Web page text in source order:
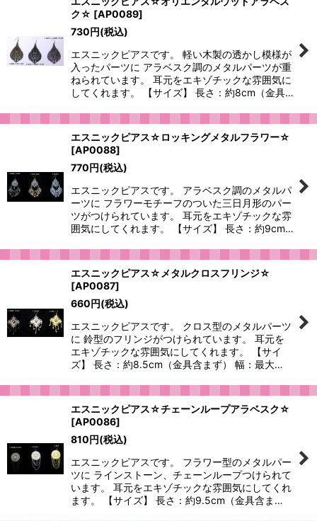
ク☆ [AP0089]
730円(税込)
エスニックピアスです。 軽い木製の透かし模様が
入ったパーツに アラベスク調のメタルパーツが重
ねられています。 耳元をエキゾチックな雰囲気に
してくれます。 【サイズ】 長さ：約8cm（金具…
エスニックピアス☆ロッキングメタルフラワー☆
[AP0088]
770円(税込)
エスニックピアスです。 アラベスク調のメタルパ
ーツに フラワーモチーフのついた三日月形のパー
ツがつけられています。 耳元をエキゾチックな雰
囲気にしてくれます。 【サイズ】 長さ：約9cm…
エスニックピアス☆メタルクロスフリンジ☆
[AP0087]
660円(税込)
エスニックピアスです。 クロス型のメタルパーツ
に 鈴型のフリンジがつけられています。 耳元を
エキゾチックな雰囲気にしてくれます。 【サイ
ズ】 長さ：約8.5cm（金具含まず） 幅：最大…
エスニックピアス☆チェーンループアラベスク☆
[AP0086]
810円(税込)
エスニックピアスです。 フラワー型のメタルパー
ツに ラインストーン、チェーンループつけられて
います。 耳元をエキゾチックな雰囲気にしてくれ
ます。 【サイズ】 長さ：約9.5cm（金具含ま…